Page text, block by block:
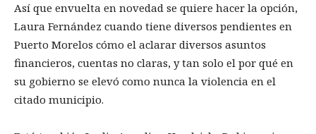
Así que envuelta en novedad se quiere hacer la opción,
Laura Fernández cuando tiene diversos pendientes en
Puerto Morelos cómo el aclarar diversos asuntos
financieros, cuentas no claras, y tan solo el por qué en
su gobierno se elevó como nunca la violencia en el
citado municipio.